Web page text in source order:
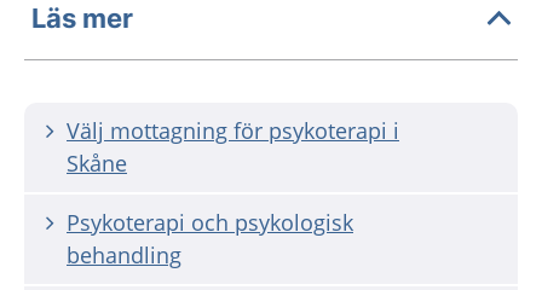
Läs mer
Välj mottagning för psykoterapi i
Skåne
Psykoterapi och psykologisk
behandling